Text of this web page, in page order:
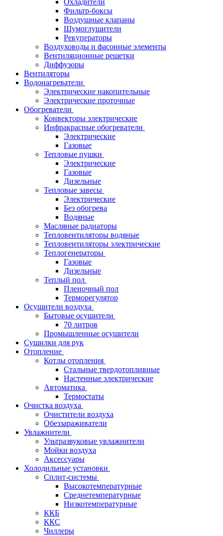
Охладители
Фильтр-боксы
Воздушные клапаны
Шумоглушители
Рекуператоры
Воздуховоды и фасонные элементы
Вентиляционные решетки
Диффузоры
Вентиляторы
Водонагреватели
Электрические накопительные
Электрические проточные
Обогреватели
Конвекторы электрические
Инфракрасные обогреватели
Электрические
Газовые
Тепловые пушки
Электрические
Газовые
Дизельные
Тепловые завесы
Электрические
Без обогрева
Водяные
Масляные радиаторы
Тепловентиляторы водяные
Тепловентиляторы электрические
Теплогенераторы
Газовые
Дизельные
Теплый пол
Пленочный пол
Терморегулятор
Осушители воздуха
Бытовые осушители
70 литров
Промышленные осушители
Сушилки для рук
Отопление
Котлы отопления
Стальные твердотопливные
Настенные электрические
Автоматика
Термостаты
Очистка воздуха
Очистители воздуха
Обеззараживатели
Увлажнители
Ультразвуковые увлажнители
Мойки воздуха
Аксессуары
Холодильные установки
Сплит-системы
Высокотемпературные
Среднетемпературные
Низкотемпературные
ККБ
ККС
Чиллеры